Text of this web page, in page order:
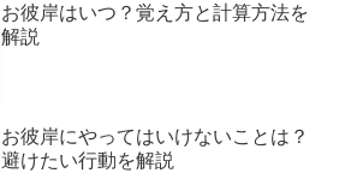
お彼岸はいつ？覚え方と計算方法を
解説
お彼岸にやってはいけないことは？
避けたい行動を解説